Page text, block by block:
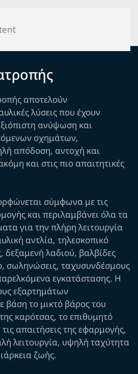
αποτελούν
λύσεις που έχουν
ανύψωση και
οχημάτων,
απόδοση, αντοχή και
και στις πιο απαιτητικές
σύμφωνα με τις
και περιλαμβάνει όλα τα
για την πλήρη λειτουργία
αντλία, τηλεσκοπικό
δεξαμενή λαδιού, βαλβίδες
σωληνώσεις, ταχυσυνδέσμους
εγκατάστασης. Η
εξαρτημάτων
βάση το μικτό βάρος του
καρότσας, το επιθυμητό
απαιτήσεις της εφαρμογής,
λειτουργία, υψηλή ταχύτητα
ζωής.